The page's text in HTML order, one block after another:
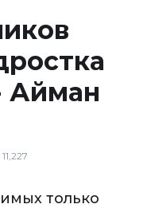
Айман
11,227
только